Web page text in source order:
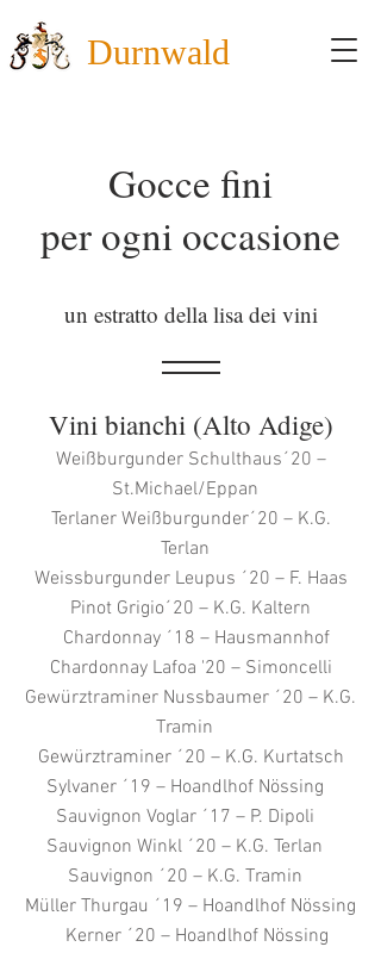
Durnwald
Gocce fini
per ogni occasione
un estratto della lisa dei vini
Vini bianchi (Alto Adige)
Weißburgunder Schulthaus´20 –
St.Michael/Eppan
Terlaner Weißburgunder´20 – K.G.
Terlan
Weissburgunder Leupus ´20 – F. Haas
Pinot Grigio´20 – K.G. Kaltern
Chardonnay ´18 – Hausmannhof
Chardonnay Lafoa '20 – Simoncelli
Gewürztraminer Nussbaumer ´20 – K.G.
Tramin
Gewürztraminer ´20 – K.G. Kurtatsch
Sylvaner ´19 – Hoandlhof Nössing
Sauvignon Voglar ´17 – P. Dipoli
Sauvignon Winkl ´20 – K.G. Terlan
Sauvignon ´20 – K.G. Tramin
Müller Thurgau ´19 – Hoandlhof Nössing
Kerner ´20 – Hoandlhof Nössing